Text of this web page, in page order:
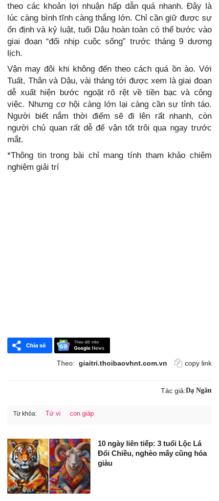
theo các khoản lợi nhuận hấp dẫn quá nhanh. Đây là
lúc càng bình tĩnh càng thắng lớn. Chỉ cần giữ được sự
ổn định và kỷ luật, tuổi Dậu hoàn toàn có thể bước vào
giai đoạn “đổi nhịp cuộc sống” trước tháng 9 dương
lịch.
Vận may đôi khi không đến theo cách quá ồn ào. Với
Tuất, Thân và Dậu, vài tháng tới được xem là giai đoạn
dễ xuất hiện bước ngoặt rõ rệt về tiền bạc và công
việc. Nhưng cơ hội càng lớn lại càng cần sự tỉnh táo.
Người biết nắm thời điểm sẽ đi lên rất nhanh, còn
người chủ quan rất dễ để vận tốt trôi qua ngay trước
mắt.
*Thông tin trong bài chỉ mang tính tham khảo chiêm
nghiệm giải trí
Theo: giaitri.thoibaovhnt.com.vn copy link
Tác giả:Dạ Ngân
Từ khóa: Tử vi con giáp
10 ngày liên tiếp: 3 tuổi Lộc Lá
Đổi Chiều, nghèo mấy cũng hóa
giàu